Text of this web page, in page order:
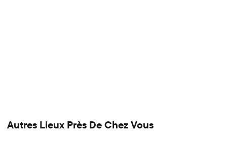
Autres Lieux Près De Chez Vous